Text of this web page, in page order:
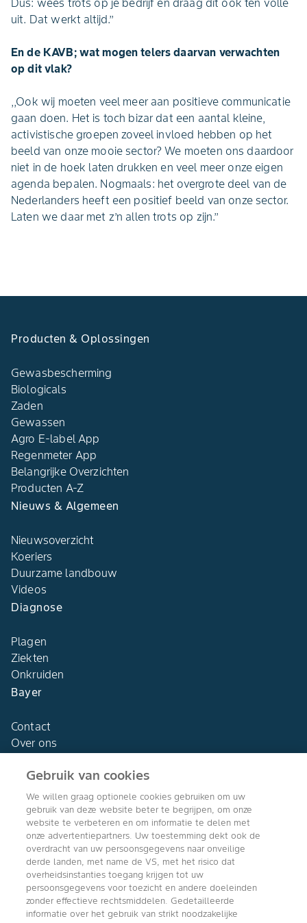
Dus: wees trots op je bedrijf en draag dit ook ten volle
uit. Dat werkt altijd.’’
En de KAVB; wat mogen telers daarvan verwachten
op dit vlak?
,,Ook wij moeten veel meer aan positieve communicatie
gaan doen. Het is toch bizar dat een aantal kleine,
activistische groepen zoveel invloed hebben op het
beeld van onze mooie sector? We moeten ons daardoor
niet in de hoek laten drukken en veel meer onze eigen
agenda bepalen. Nogmaals: het overgrote deel van de
Nederlanders heeft een positief beeld van onze sector.
Laten we daar met z’n allen trots op zijn.’’
Producten & Oplossingen
Gewasbescherming
Biologicals
Zaden
Gewassen
Agro E-label App
Regenmeter App
Belangrijke Overzichten
Producten A-Z
Nieuws & Algemeen
Nieuwsoverzicht
Koeriers
Duurzame landbouw
Videos
Diagnose
Plagen
Ziekten
Onkruiden
Bayer
Contact
Over ons
Agro Bayer
Nederland
Volg ons
Gebruik van cookies
We willen graag optionele cookies gebruiken om uw
gebruik van deze website beter te begrijpen, om onze
website te verbeteren en om informatie te delen met
onze advertentiepartners. Uw toestemming dekt ook de
overdracht van uw persoonsgegevens naar onveilige
derde landen, met name de VS, met het risico dat
overheidsinstanties toegang krijgen tot uw
persoonsgegevens voor toezicht en andere doeleinden
zonder effectieve rechtsmiddelen. Gedetailleerde
informatie over het gebruik van strikt noodzakelijke